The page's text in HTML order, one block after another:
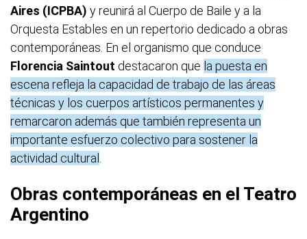
Aires (ICPBA) y reunirá al Cuerpo de Baile y a la
Orquesta Estables en un repertorio dedicado a obras
contemporáneas. En el organismo que conduce
Florencia Saintout destacaron que la puesta en
escena refleja la capacidad de trabajo de las áreas
técnicas y los cuerpos artísticos permanentes y
remarcaron además que también representa un
importante esfuerzo colectivo para sostener la
actividad cultural
Obras contemporáneas en el Teatro
Argentino